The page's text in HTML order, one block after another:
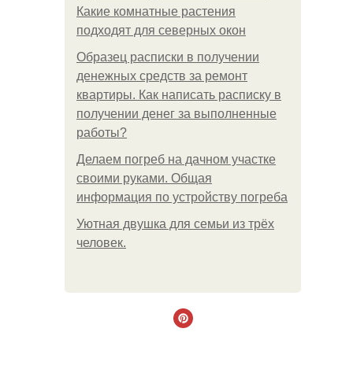
Какие комнатные растения
подходят для северных окон
Образец расписки в получении
денежных средств за ремонт
квартиры. Как написать расписку в
получении денег за выполненные
работы?
Делаем погреб на дачном участке
своими руками. Общая
информация по устройству погреба
Уютная двушка для семьи из трёх
человек.